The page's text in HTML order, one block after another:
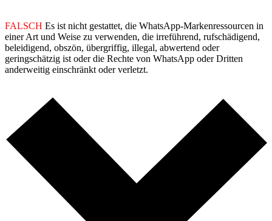
FALSCH Es ist nicht gestattet, die WhatsApp-Markenressourcen in
einer Art und Weise zu verwenden, die irreführend, rufschädigend,
beleidigend, obszön, übergriffig, illegal, abwertend oder
geringschätzig ist oder die Rechte von WhatsApp oder Dritten
anderweitig einschränkt oder verletzt.